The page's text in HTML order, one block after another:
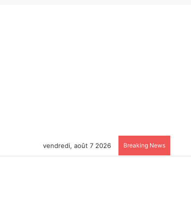
vendredi, août 7 2026 Breaking News